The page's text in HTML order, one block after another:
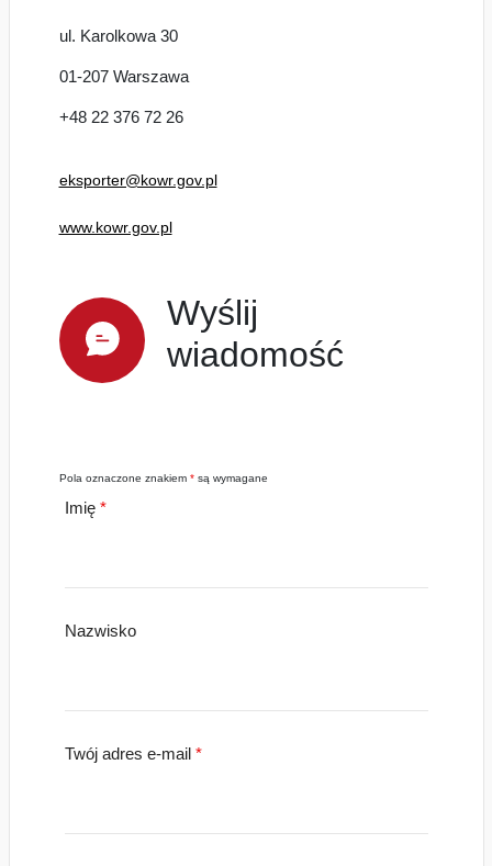
ul. Karolkowa 30
01-207 Warszawa
+48 22 376 72 26
eksporter@kowr.gov.pl
www.kowr.gov.pl
Wyślij
wiadomość
Pola oznaczone znakiem *są wymagane
Imię *
Nazwisko
Twój adres e-mail *